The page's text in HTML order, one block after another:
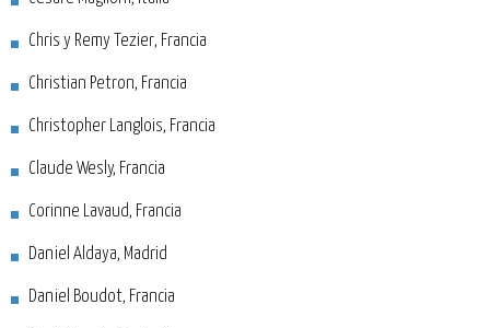
Chris y Remy Tezier, Francia
Christian Petron, Francia
Christopher Langlois, Francia
Claude Wesly, Francia
Corinne Lavaud, Francia
Daniel Aldaya, Madrid
Daniel Boudot, Francia